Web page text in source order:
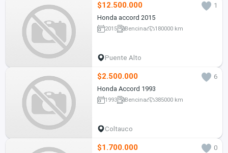
$12.500.000
1
Honda accord 2015
2015 Bencina 180000 km
Puente Alto
$2.500.000
6
Honda Accord 1993
1993 Bencina 385000 km
Coltauco
$1.700.000
0